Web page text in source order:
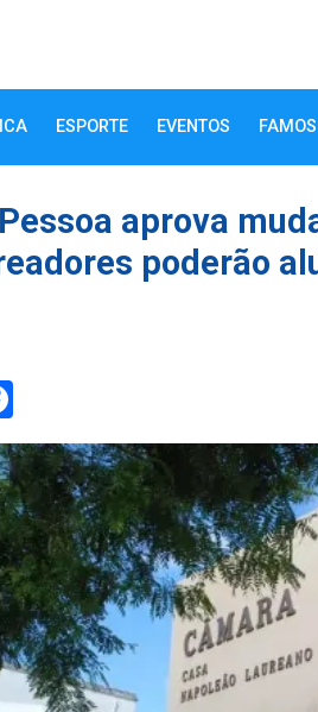
ESPORTE EVENTOS
aprova
poderão